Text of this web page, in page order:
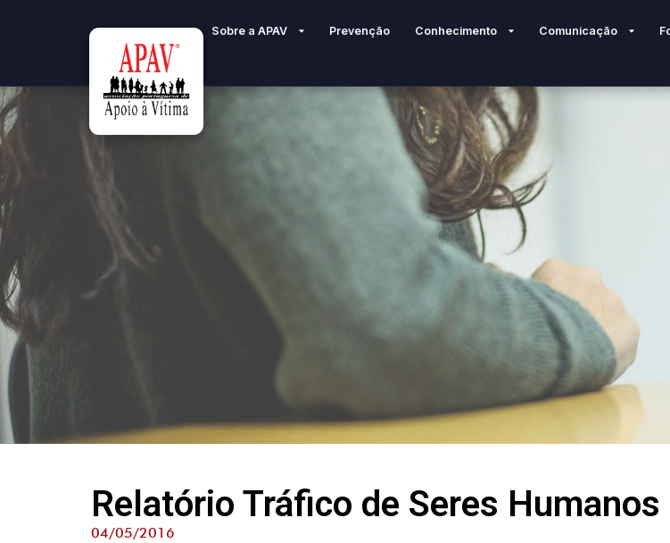
Sobre a APAV Prevenção Conhecimento Comunicação
Relatório Tráfico de Seres
04/05/2016